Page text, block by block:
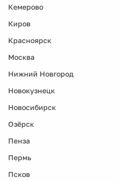
Кемерово
Киров
Красноярск
Москва
Нижний Новгород
Новокузнецк
Новосибирск
Озёрск
Пенза
Пермь
Псков